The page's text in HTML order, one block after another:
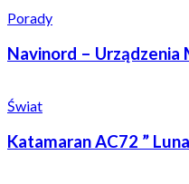
Porady
Navinord – Urządzenia
Świat
Katamaran AC72 ”